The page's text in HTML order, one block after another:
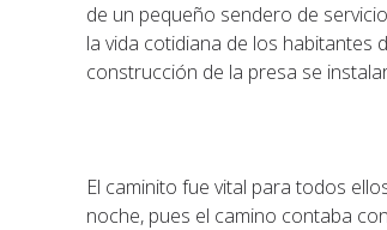
de un pequeño sendero de
la vida cotidiana de los habitantes
construcción de la presa se
El caminito fue vital para todos
noche, pues el camino contaba